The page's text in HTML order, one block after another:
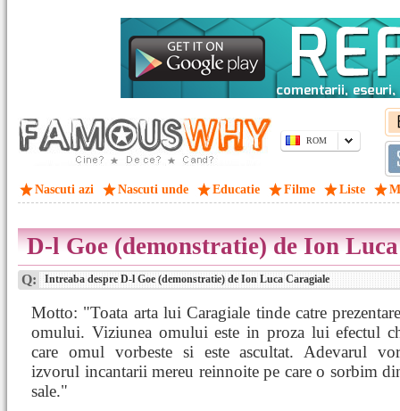
ROM
Nascuti azi Nascuti unde Educatie Filme Liste
D-l Goe (demonstratie) de Ion
Q: Intreaba despre D-l Goe (demonstratie) de Ion Luca Caragiale
Motto: "Toata arta lui Caragiale tinde catre
omului. Viziunea omului este in proza lui efectul
care omul vorbeste si este ascultat. Adevarul
izvorul incantarii mereu reinnoite pe care o sorbim
sale."